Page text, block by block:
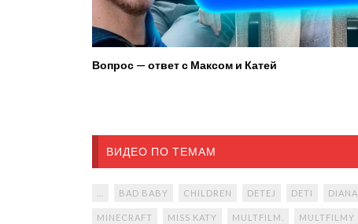
Вопрос — ответ с Максом и Катей
ВИДЕО ПО ТЕМАМ
BAD BABY CHILDREN DETEJ DETI DIANA
MINECRAFT MISS KATY MULTFILM. MULTFILMY